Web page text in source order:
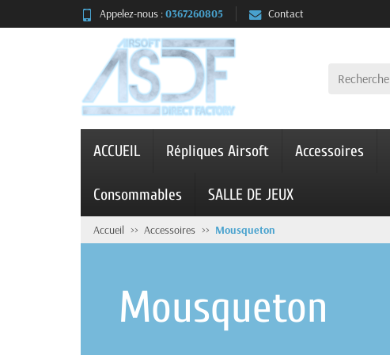
Appelez-nous :0367260805 Contact
ACCUEIL Répliques Airsoft Accessoires
Consommables SALLE DE JEUX
Accueil Accessoires Mousqueton
Mousqueton